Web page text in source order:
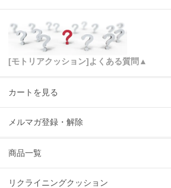
[モトリアクッション]よくある質問▲
カートを見る
メルマガ登録・解除
商品一覧
リクライニングクッション